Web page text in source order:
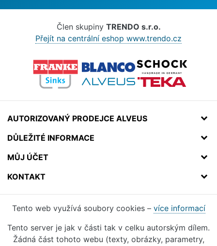
Člen skupiny TRENDO s.r.o.
Přejít na centrální eshop www.trendo.cz
AUTORIZOVANÝ PRODEJCE ALVEUS
DŮLEŽITÉ INFORMACE
MŮJ ÚČET
KONTAKT
Tento web využívá soubory cookies – více informací
Tento server je jak v části tak v celku autorským dílem.
Žádná část tohoto webu (texty, obrázky, parametry,